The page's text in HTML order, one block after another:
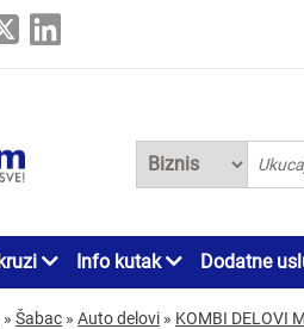
Info kutak Dodatne
» Šabac » Auto delovi » KOMBI DELOVI